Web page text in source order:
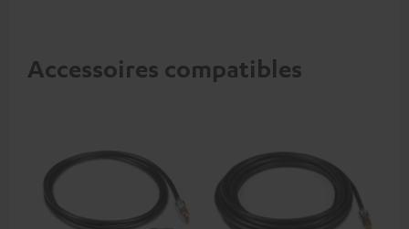
Accessoires compatibles